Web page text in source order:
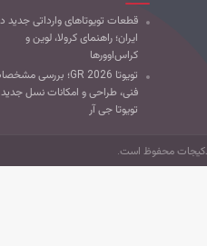
قطعات تویوتاهای وارداتی جدید در
ایران؛ راهنمای کرولا، لوین و
تویوتا GR 2026؛ بررسی مشخصات
فنی، طراحی و امکانات نسل جدید
است.